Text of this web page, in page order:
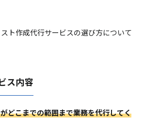
ト作成代行サービスの選び方について
ス内容
どこまでの範囲まで業務を代行してく